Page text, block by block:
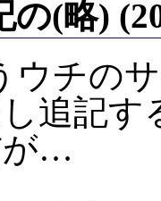
の(略)
ウチの
追記す
が…